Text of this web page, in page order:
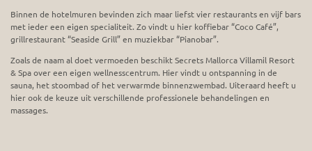
Binnen de hotelmuren bevinden zich maar liefst vier restaurants en vijf bars
met ieder een eigen specialiteit. Zo vindt u hier koffiebar “Coco Café”,
grillrestaurant “Seaside Grill” en muziekbar “Pianobar”.
Zoals de naam al doet vermoeden beschikt Secrets Mallorca Villamil Resort
& Spa over een eigen wellnesscentrum. Hier vindt u ontspanning in de
sauna, het stoombad of het verwarmde binnenzwembad. Uiteraard heeft u
hier ook de keuze uit verschillende professionele behandelingen en
massages.